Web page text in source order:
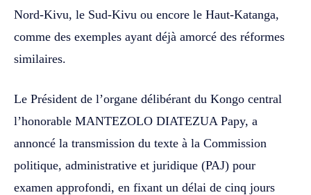
Nord-Kivu, le Sud-Kivu ou encore le Haut-Katanga,
comme des exemples ayant déjà amorcé des réformes
similaires.
Le Président de l’organe délibérant du Kongo central
l’honorable MANTEZOLO DIATEZUA Papy, a
annoncé la transmission du texte à la Commission
politique, administrative et juridique (PAJ) pour
examen approfondi, en fixant un délai de cinq jours